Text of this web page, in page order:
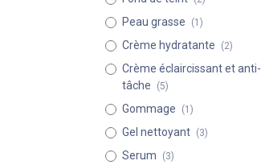
Peau grasse (1)
Crème hydratante (2)
Crème éclaircissant et anti-
tâche
(5)
Gommage (1)
Gel nettoyant (3)
Serum (3)